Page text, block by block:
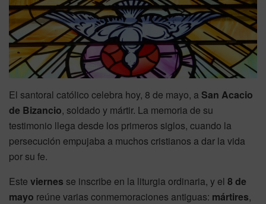
El santoral católico celebra hoy, 8 de mayo, a San Acacio
de Bizancio, soldado y mártir. La memoria de su
testimonio llega desde los primeros siglos, cuando la
persecución empujaba a muchos cristianos a dar la vida
por su fe.
Este viernes se inscribe en la liturgia ordinaria, y el 8 de
mayo reúne varias conmemoraciones antiguas: mártires,